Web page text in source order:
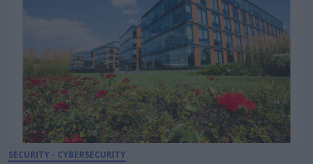
SECURITY - CYBERSECURITY